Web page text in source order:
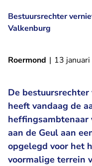
Bestuursrechter
Valkenburg
Roermond | 13
De
heeft vandaag de
heffingsambtenaar
aan de Geul aan
opgelegd voor het
voormalige terrein